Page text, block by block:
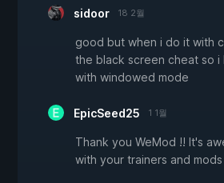
sidoor 18 2월
good but when i do it with
the black screen cheat so i
with windowed mode
EpicSeed25 1 1월
Thank you WeMod !! It's
with your trainers and mods